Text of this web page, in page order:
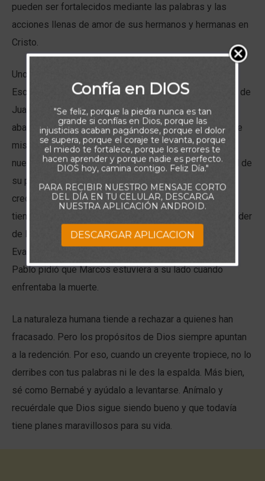
pueden ser fortalecidos mediante las palabras y las
acciones llenas de amor de sus hermanos y hermanas en
Cristo.
Uno de los ejemplos más hermosos de esto en las
Escrituras es la manera en que el Señor obró en la vida de
Juan Marcos por medio de Bernabé. Marcos había
abandonado a Pablo y a Bernabé durante su primer viaje
misionero, por lo que Pablo se negó a llevarlo consigo
nuevamente. Sin embargo, Bernabé, viendo el potencial de
su primo, le dio una segunda oportunidad y lo ayudó a
crecer. Aquello marcó una enorme diferencia. Con el
tiempo, Marcos no solo se convirtió en un importante líder
de la iglesia primitiva, sino que también escribió el
Evangelio que lleva su nombre. Años después, incluso
Pablo pidió que Marcos estuviera a su lado cuando
enfrentaba la muerte.
La naturaleza humana tiende a rechazar a quienes han
fracasado. Pero los propósitos de Dios siempre apuntan
a la redención. Por eso, cuando un creyente tropiece, no lo
derribes con tus palabras ni le des la espalda. Más bien,
sé como Bernabé y ayúdalo a levantarse. Anímalo y
recuérdale que Dios sigue siendo bueno y que todavía
tiene planes maravillosos para su vida.
Confía en DIOS
"Se feliz, porque la piedra nunca es tan
grande si confías en Dios, porque las
injusticias acaban pagándose, porque el dolor
se supera, porque el coraje te levanta, porque
el miedo te fortalece, porque los errores te
hacen aprender y porque nadie es perfecto.
DIOS hoy, camina contigo. Feliz Día."
PARA RECIBIR NUESTRO MENSAJE CORTO
DEL DÍA EN TU CELULAR, DESCARGA
NUESTRA APLICACIÓN ANDROID.
DESCARGAR APLICACION